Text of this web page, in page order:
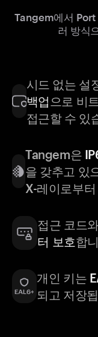
Tangem에서 Port
러 방식
시드 없는 설
백업 으로 비
접근할 수 있
Tangem은
을 갖추고 있
X-레이로부
접근 코드
터 보호합
개인 키는
되고 저장